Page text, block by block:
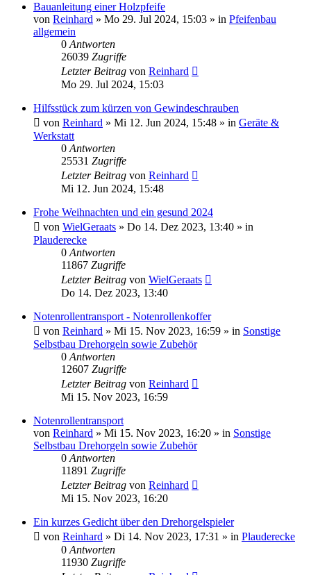
Bauanleitung einer Holzpfeife
von Reinhard » Mo 29. Jul 2024, 15:03 » in Pfeifenbau
allgemein
0Antworten
26039 Zugriffe
Letzter Beitrag von Reinhard
Mo 29. Jul 2024, 15:03
Hilfsstück zum kürzen von Gewindeschrauben
von Reinhard » Mi 12. Jun 2024, 15:48 » in Geräte &
Werkstatt
0Antworten
25531 Zugriffe
Letzter Beitrag von Reinhard
Mi 12. Jun 2024, 15:48
Frohe Weihnachten und ein gesund 2024
von WielGeraats » Do 14. Dez 2023, 13:40 » in
Plauderecke
0Antworten
11867 Zugriffe
Letzter Beitrag von WielGeraats
Do 14. Dez 2023, 13:40
Notenrollentransport - Notenrollenkoffer
von Reinhard » Mi 15. Nov 2023, 16:59 » in Sonstige
Selbstbau Drehorgeln sowie Zubehör
0Antworten
12607 Zugriffe
Letzter Beitrag von Reinhard
Mi 15. Nov 2023, 16:59
Notenrollentransport
von Reinhard » Mi 15. Nov 2023, 16:20 » in Sonstige
Selbstbau Drehorgeln sowie Zubehör
0Antworten
11891 Zugriffe
Letzter Beitrag von Reinhard
Mi 15. Nov 2023, 16:20
Ein kurzes Gedicht über den Drehorgelspieler
von Reinhard » Di 14. Nov 2023, 17:31 » in Plauderecke
0Antworten
11930 Zugriffe